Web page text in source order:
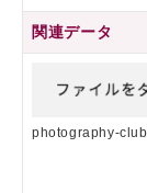
関連データ
photography-